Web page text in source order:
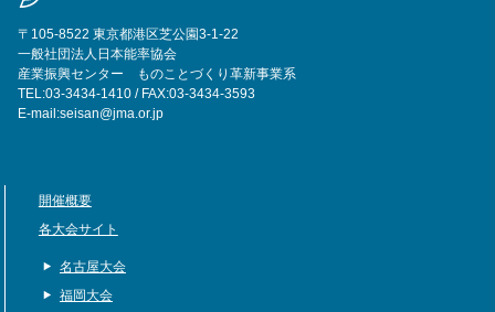
〒105-8522 東京都港区芝公園3-1-22
一般社団法人日本能率協会
産業振興センター ものことづくり革新事業系
TEL:03-3434-1410 / FAX:03-3434-3593
E-mail:seisan@jma.or.jp
開催概要
各大会サイト
名古屋大会
福岡大会